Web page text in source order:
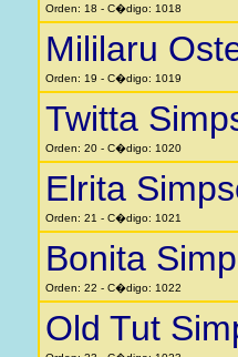
Orden: 18 - C�digo: 1018
Mililaru
Orden: 19 - C�digo: 1019
Twitta
Orden: 20 - C�digo: 1020
Elrita
Orden: 21 - C�digo: 1021
Bonita
Orden: 22 - C�digo: 1022
Old Tut